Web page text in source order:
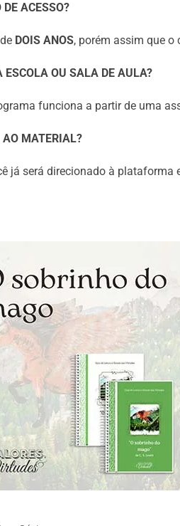
ACESSO?
DOIS ANOS, porém assim que
ESCOLA OU SALA DE AULA?
funciona a partir de uma
AO MATERIAL?
já será direcionado à